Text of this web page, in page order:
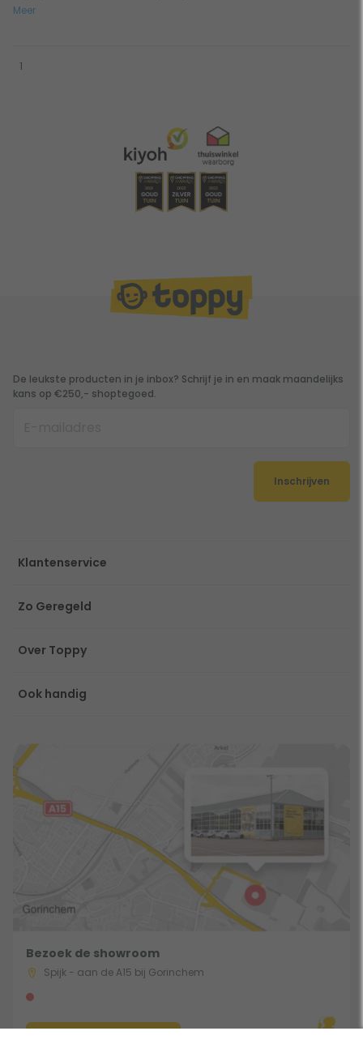
Meer
1
De leukste producten in je inbox? Schrijf je in en maak maandelijks
kans op €250,- shoptegoed.
Inschrijven
Klantenservice
Zo Geregeld
Over Toppy
Ook handig
Bezoek de showroom
Spijk - aan de A15 bij Gorinchem